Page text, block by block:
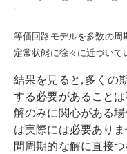
等価回路モデルを多数の周
定常状態に徐々に近づいて
結果を見ると, 多くの
する必要があること
解のみに関心がある
は実際には必要あり
間周期的な解に直接